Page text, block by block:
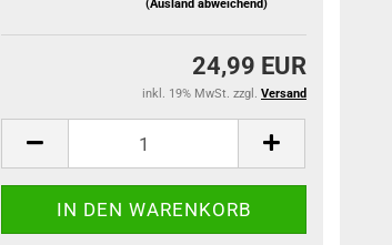
(Ausland abweichend)
24,99 EUR
inkl. 19% MwSt. zzgl. Versand